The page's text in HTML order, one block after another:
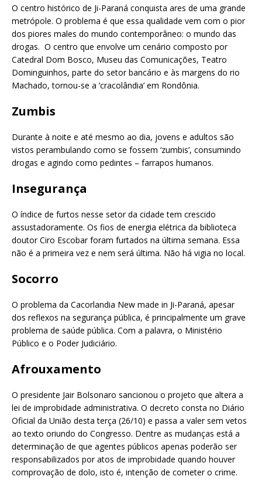
O centro histórico de Ji-Paraná conquista ares de uma grande
metrópole. O problema é que essa qualidade vem com o pior
dos piores males do mundo contemporâneo: o mundo das
drogas. O centro que envolve um cenário composto por
Catedral Dom Bosco, Museu das Comunicações, Teatro
Dominguinhos, parte do setor bancário e às margens do rio
Machado, tornou-se a ‘cracolândia’ em Rondônia.
Zumbis
Durante à noite e até mesmo ao dia, jovens e adultos são
vistos perambulando como se fossem ‘zumbis’, consumindo
drogas e agindo como pedintes – farrapos humanos.
Insegurança
O índice de furtos nesse setor da cidade tem crescido
assustadoramente. Os fios de energia elétrica da biblioteca
doutor Ciro Escobar foram furtados na última semana. Essa
não é a primeira vez e nem será última. Não há vigia no local.
Socorro
O problema da Cacorlandia New made in Ji-Paraná, apesar
dos reflexos na segurança pública, é principalmente um grave
problema de saúde pública. Com a palavra, o Ministério
Público e o Poder Judiciário.
Afrouxamento
O presidente Jair Bolsonaro sancionou o projeto que altera a
lei de improbidade administrativa. O decreto consta no Diário
Oficial da União desta terça (26/10) e passa a valer sem vetos
ao texto oriundo do Congresso. Dentre as mudanças está a
determinação de que agentes públicos apenas poderão ser
responsabilizados por atos de improbidade quando houver
comprovação de dolo, isto é, intenção de cometer o crime.